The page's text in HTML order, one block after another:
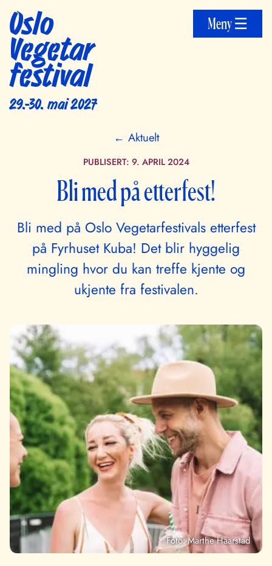
Oslo
Vegetar
festival
29.-30. mai 2027
Meny ☰
← Aktuelt
PUBLISERT: 9. APRIL 2024
Bli med på etterfest!
Bli med på Oslo Vegetarfestivals etterfest
på Fyrhuset Kuba! Det blir hyggelig
mingling hvor du kan treffe kjente og
ukjente fra festivalen.
Foto: Marthe Haarstad